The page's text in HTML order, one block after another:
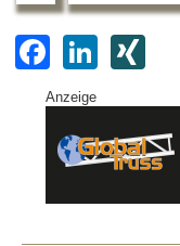
F
a
c
e
Li
k
e
G
Anzeige